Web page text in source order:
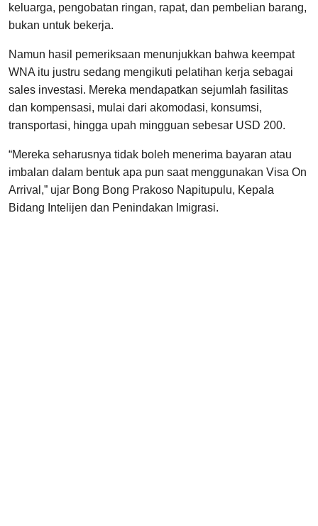
keluarga, pengobatan ringan, rapat, dan pembelian barang,
bukan untuk bekerja.
Namun hasil pemeriksaan menunjukkan bahwa keempat
WNA itu justru sedang mengikuti pelatihan kerja sebagai
sales investasi. Mereka mendapatkan sejumlah fasilitas
dan kompensasi, mulai dari akomodasi, konsumsi,
transportasi, hingga upah mingguan sebesar USD 200.
“Mereka seharusnya tidak boleh menerima bayaran atau
imbalan dalam bentuk apa pun saat menggunakan Visa On
Arrival,” ujar Bong Bong Prakoso Napitupulu, Kepala
Bidang Intelijen dan Penindakan Imigrasi.